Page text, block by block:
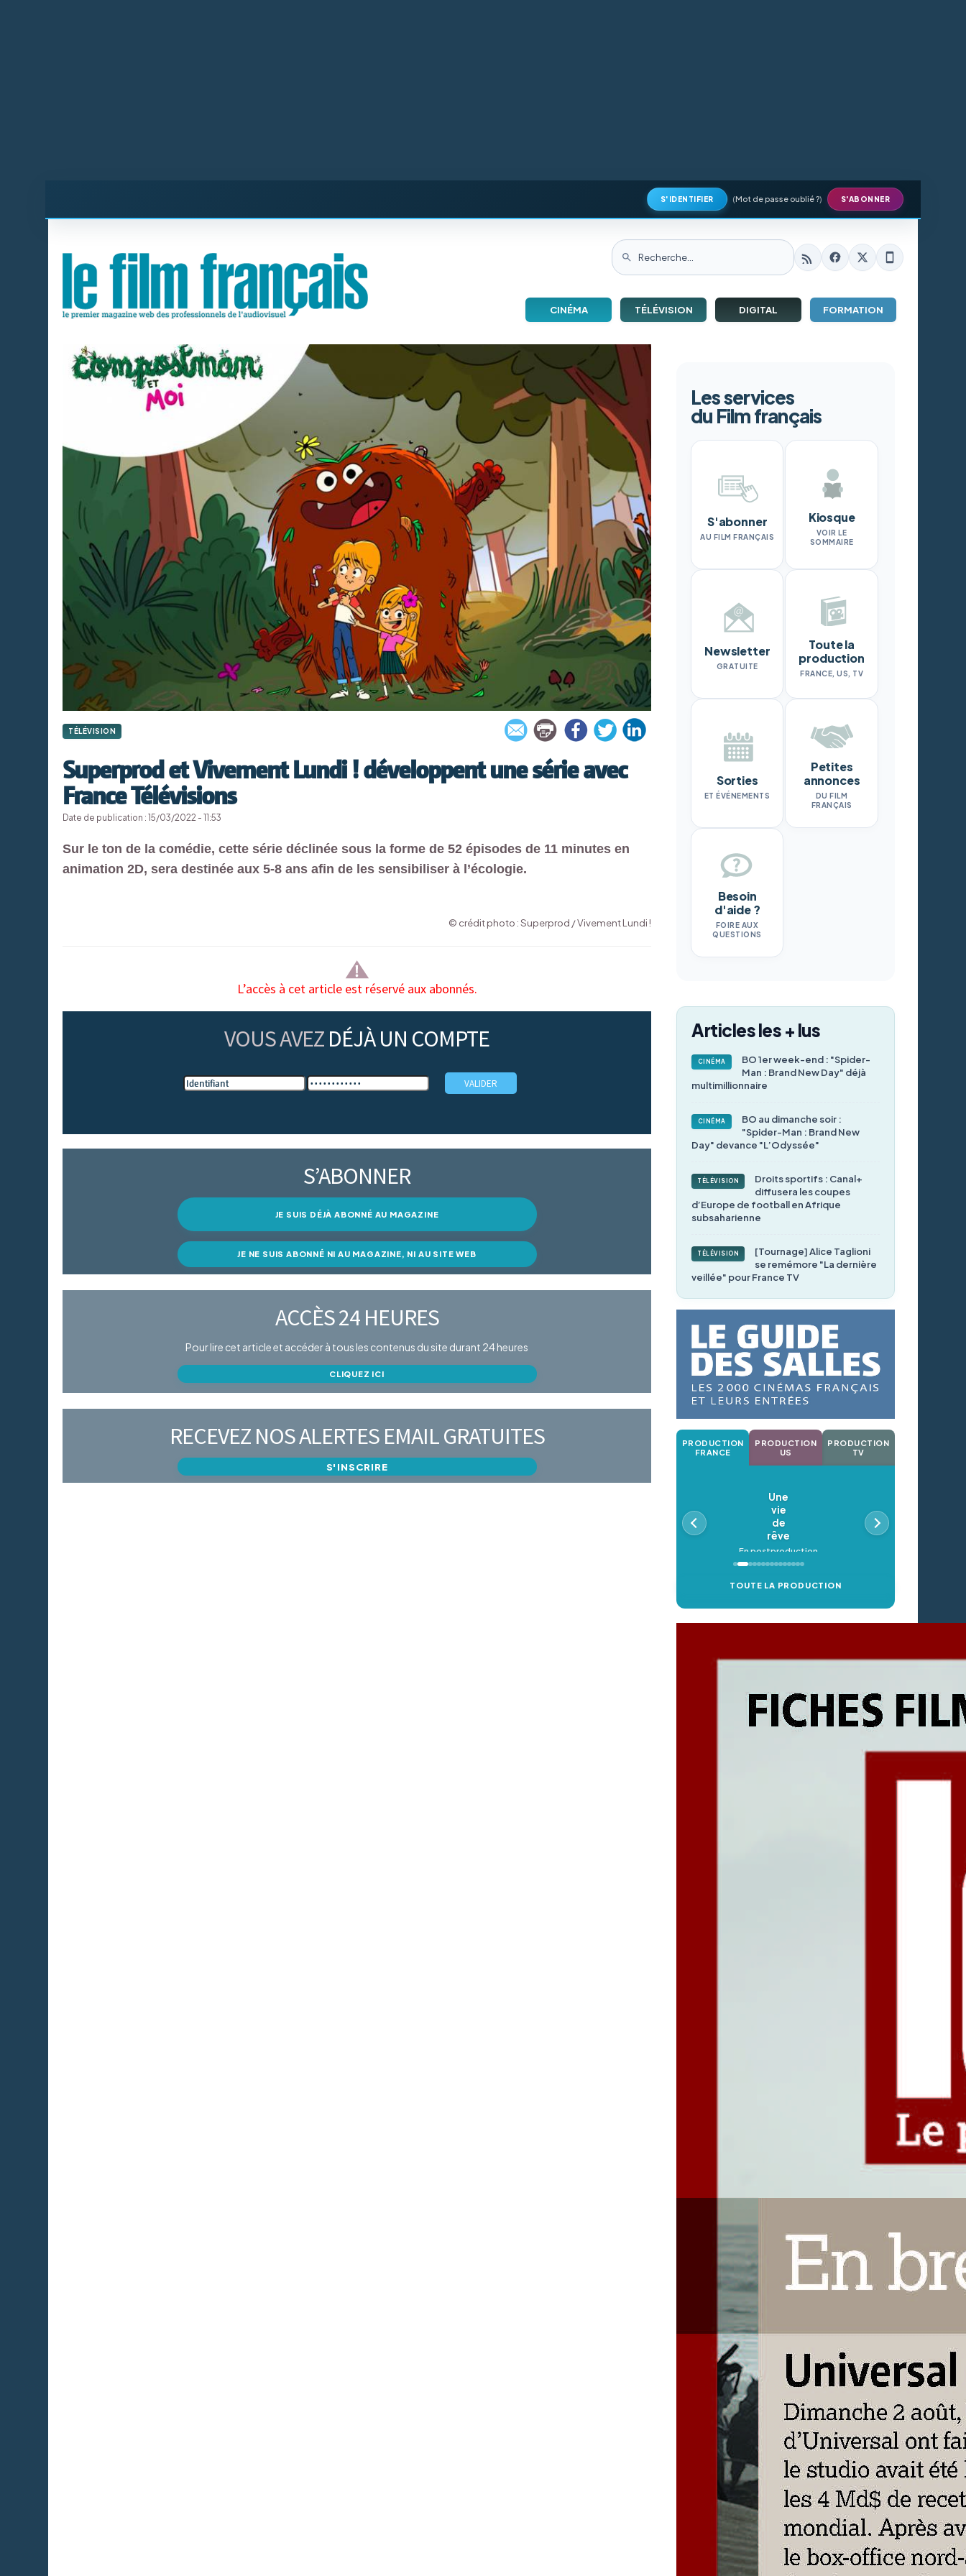
S'IDENTIFIER (Mot de passe oublié ?) S'ABONNER
CINÉMA TÉLÉVISION DIGITAL FORMATION
TÉLÉVISION
Superprod et Vivement Lundi ! développent une série avec
France Télévisions
Date de publication : 15/03/2022 - 11:53
Sur le ton de la comédie, cette série déclinée sous la forme de 52 épisodes de 11 minutes en
animation 2D, sera destinée aux 5-8 ans afin de les sensibiliser à l’écologie.
© crédit photo : Superprod / Vivement Lundi !
L’accès à cet article est réservé aux abonnés.
VOUS AVEZ DÉJÀ UN COMPTE
S’ABONNER
JE SUIS DÉJÀ ABONNÉ AU MAGAZINE
JE NE SUIS ABONNÉ NI AU MAGAZINE, NI AU SITE WEB
ACCÈS 24 HEURES
Pour lire cet article et accéder à tous les contenus du site durant 24 heures
CLIQUEZ ICI
RECEVEZ NOS ALERTES EMAIL GRATUITES
S'INSCRIRE
Les services
du Film français
S'abonner
AU FILM FRANÇAIS
Kiosque
VOIR LE
SOMMAIRE
Newsletter
GRATUITE
Toute la
production
FRANCE, US, TV
Sorties
ET ÉVÉNEMENTS
Petites
annonces
DU FILM
FRANÇAIS
Besoin
d'aide ?
FOIRE AUX
QUESTIONS
Articles les + lus
CINÉMA
BO 1er week-end : "Spider-
Man : Brand New Day" déjà
multimillionnaire
CINÉMA
BO au dimanche soir :
"Spider-Man : Brand New
Day" devance "L’Odyssée"
TÉLÉVISION
Droits sportifs : Canal+
diffusera les coupes
d’Europe de football en Afrique
subsaharienne
TÉLÉVISION
[Tournage] Alice Taglioni
se remémore "La dernière
veillée" pour France TV
PRODUCTION
FRANCE
PRODUCTION
US
PRODUCTION
TV
Une
vie
de
rêve
En postproduction
TOUTE LA PRODUCTION